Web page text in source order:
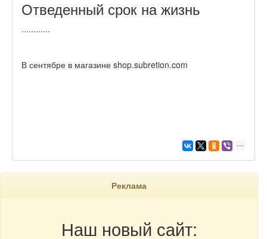
Отведенный срок на жизнь
............
В сентябре в магазине shop.subretion.com
Реклама
Наш новый сайт: